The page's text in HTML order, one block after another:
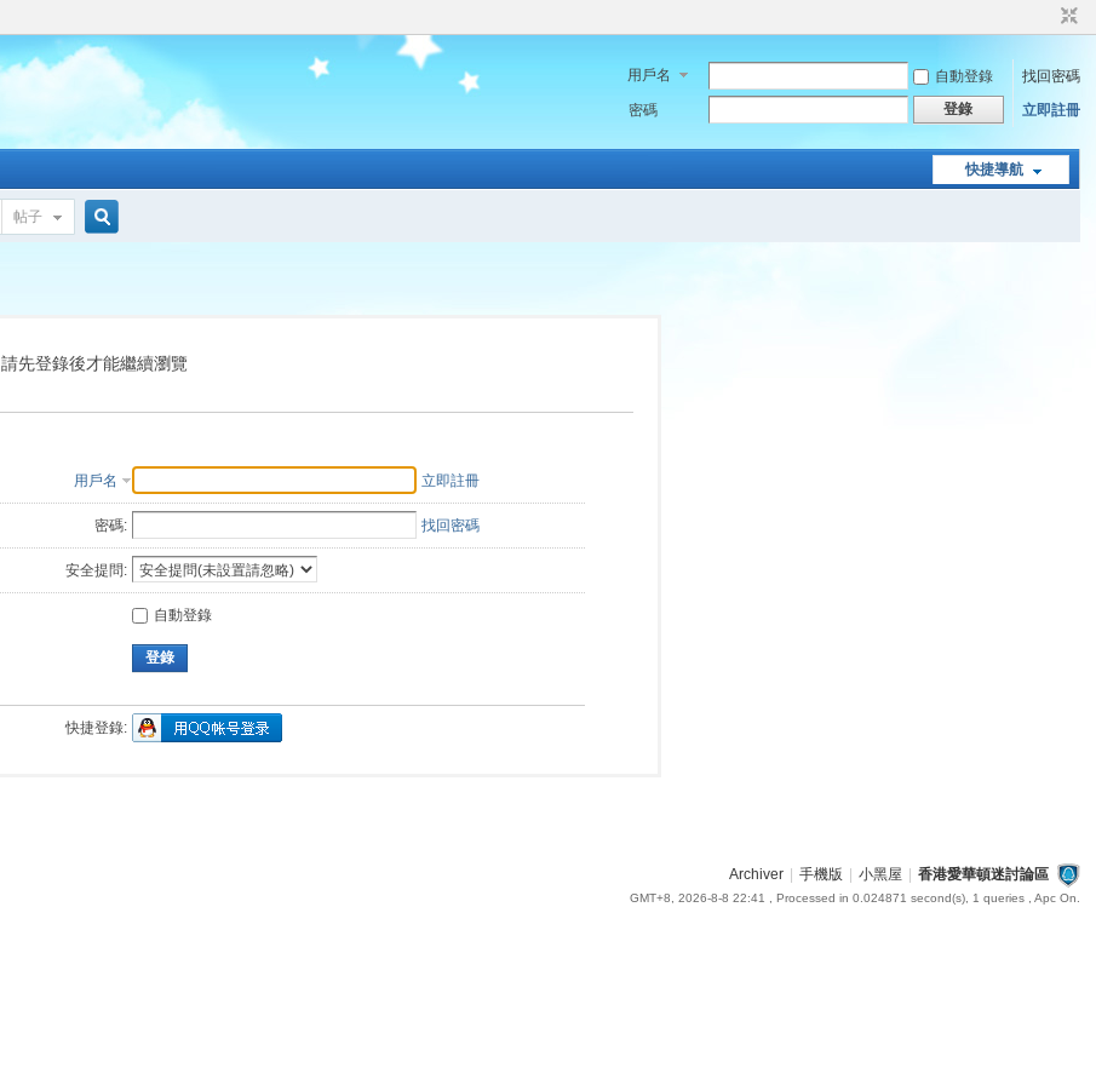
用戶名 自動登錄
找回密碼
密碼
登錄 立即註冊
快捷導航
帖子
索
請先登錄後才能繼續瀏覽
用戶名 立即註冊
密碼: 找回密碼
安全提問:
自動登錄
登錄
快捷登錄:
Archiver 手機版 小黑屋 香港愛華頓迷討論區
GMT+8, 2026-8-8 22:41 , Processed in 0.024871 second(s), 1 queries , Apc On.